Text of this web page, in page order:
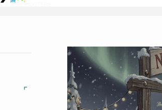
A-Å ALLE POSTERE